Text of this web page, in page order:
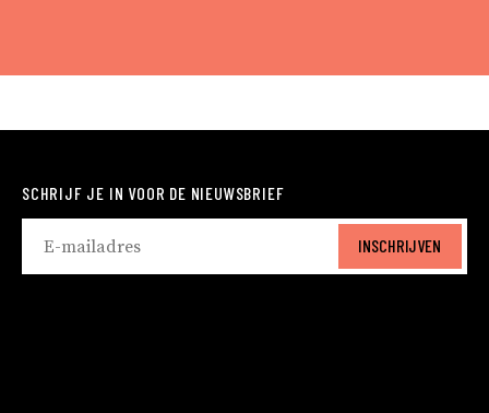
SCHRIJF JE IN VOOR DE NIEUWSBRIEF
INSCHRIJVEN